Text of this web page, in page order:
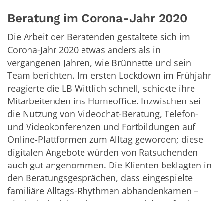
Beratung im Corona-Jahr 2020
Die Arbeit der Beratenden gestaltete sich im
Corona-Jahr 2020 etwas anders als in
vergangenen Jahren, wie Brünnette und sein
Team berichten. Im ersten Lockdown im Frühjahr
reagierte die LB Wittlich schnell, schickte ihre
Mitarbeitenden ins Homeoffice. Inzwischen sei
die Nutzung von Videochat-Beratung, Telefon-
und Videokonferenzen und Fortbildungen auf
Online-Plattformen zum Alltag geworden; diese
digitalen Angebote würden von Ratsuchenden
auch gut angenommen. Die Klienten beklagten in
den Beratungsgesprächen, dass eingespielte
familiäre Alltags-Rhythmen abhandenkamen –